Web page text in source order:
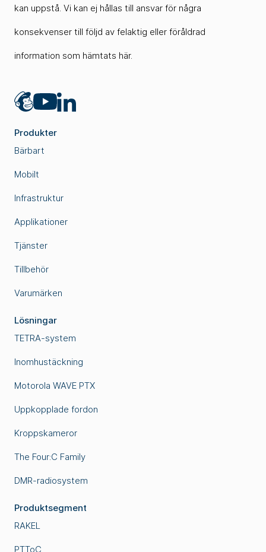
kan uppstå. Vi kan ej hållas till ansvar för några
konsekvenser till följd av felaktig eller föråldrad
information som hämtats här.
Mailchimp
YouTubeLinkedIn
Produkter
Bärbart
Mobilt
Infrastruktur
Applikationer
Tjänster
Tillbehör
Varumärken
Lösningar
TETRA-system
Inomhustäckning
Motorola WAVE PTX
Uppkopplade fordon
Kroppskameror
The Four:C Family
DMR-radiosystem
Produktsegment
RAKEL
PTToC